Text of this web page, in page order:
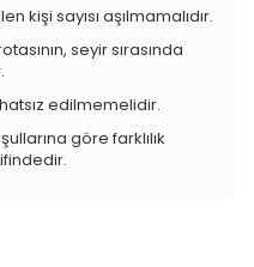
kişi sayısı aşılmamalıdır.
seyir sırasında
edilmemelidir.
göre farklılık